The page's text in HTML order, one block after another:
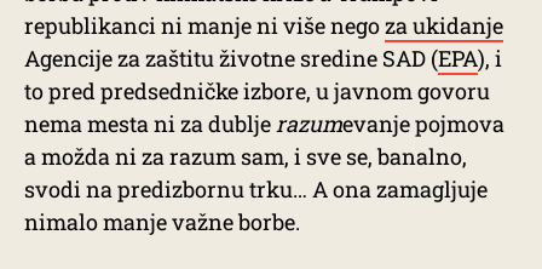
republikanci ni manje ni više negoza ukidanje
Agencije za zaštitu životne sredine SAD (EPA), i
to pred predsedničke izbore, u javnom govoru
nema mesta ni za dublje razumevanje pojmova
a možda ni za razum sam, i sve se, banalno,
svodi na predizbornu trku… A ona zamagljuje
nimalo manje važne borbe.